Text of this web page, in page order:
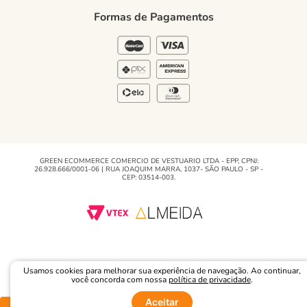
Usamos cookies para melhorar sua experiência de navegação. Ao continuar,
você concorda com nossa política de privacidade.
Aceitar
Regulamento e Promoções
Formas de Pagamentos
GREEN ECOMMERCE COMERCIO DE VESTUARIO LTDA - EPP, CPNJ:
26.928.666/0001-06 | RUA JOAQUIM MARRA, 1037- SÃO PAULO - SP -
CEP: 03514-003.